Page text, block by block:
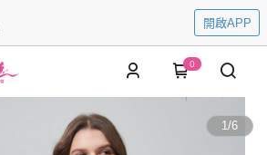
開啟APP
0
1/6